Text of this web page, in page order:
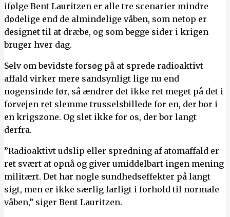
ifølge Bent Lauritzen er alle tre scenarier mindre
dødelige end de almindelige våben, som netop er
designet til at dræbe, og som begge sider i krigen
bruger hver dag.
Selv om bevidste forsøg på at sprede radioaktivt
affald virker mere sandsynligt lige nu end
nogensinde før, så ændrer det ikke ret meget på det i
forvejen ret slemme trusselsbillede for en, der bor i
en krigszone. Og slet ikke for os, der bor langt
derfra.
”Radioaktivt udslip eller spredning af atomaffald er
ret svært at opnå og giver umiddelbart ingen mening
militært. Det har nogle sundhedseffekter på langt
sigt, men er ikke særlig farligt i forhold til normale
våben,” siger Bent Lauritzen.